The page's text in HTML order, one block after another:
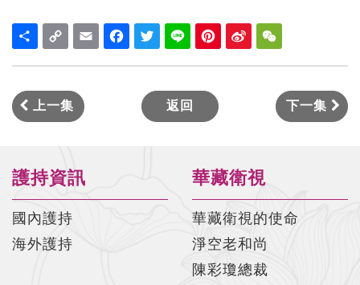
太上感應篇菁華#021 陳彩瓊老師
太上感應篇菁華#023 陳彩瓊老師
太上感應篇菁華#025 陳彩瓊老師
太上感應篇菁華#027 陳彩瓊老師
Share
Copy
Link
Email FacebookTwitter Line Pinterest Sina
Weibo
上一集 返回 下一集
護持資訊
國內護持
海外護持
華藏衛視
華藏衛視的使命
淨空老和尚
陳彩瓊總裁